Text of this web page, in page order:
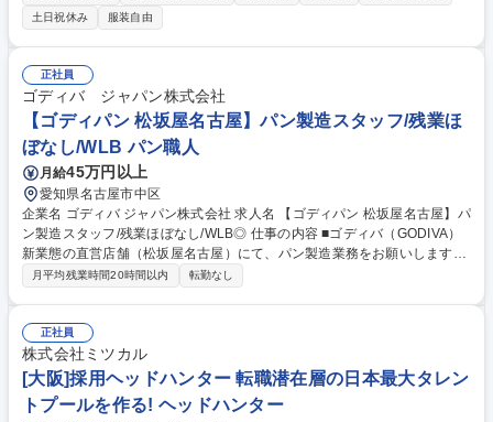
つ、拡大する組織のマネジメントを担っていただけ る方を募集いたしま
す。イベントの企画設計から、情報発信（オウンドメディアやSNS等を活
用した発信、ユーザーに向けのオンライン・オフライン説明会や参加促進
のイベント等、 対個別ユーザー～対全ユーザーまで多様に発生）、イベン
ト本番の運営、参加ユーザー対応まで全てを一貫して対応いただきます。
募集職種 【ライブコミュニティ事業部】オフラインイベント企画運営担当
土日祝休み
服装自由
正社員
ゴディバ ジャパン株式会社
【ゴディパン 松坂屋名古屋】パン製造スタッフ/残業ほ
ぼなし/WLB パン職人
月給45万円以上
愛知県名古屋市中区
企業名 ゴディバ ジャパン株式会社 求人名 【ゴディパン 松坂屋名古屋】パ
ン製造スタッフ/残業ほぼなし/WLB◎ 仕事の内容 ■ゴディバ（GODIVA）
新業態の直営店舗（松坂屋名古屋）にて、パン製造業務をお願いします。
業務の流れやコツはイチから丁寧に教えますので、安心してご就業できま
ゴディバの新業態である当店は、充実した設備のキッチンを備えています
ので、出来立ての商品が楽しめることはもちろんのこと、その場で作り上
げる商品の数々はとても魅力的です。 募集職種 【ゴディパン 松坂屋名古
屋】パン製造スタッフ/残業ほぼなし/WLB◎
月平均残業時間20時間以内 転勤なし
正社員
株式会社ミツカル
[大阪]採用ヘッドハンター 転職潜在層の日本最大タレン
トプールを作る! ヘッドハンター